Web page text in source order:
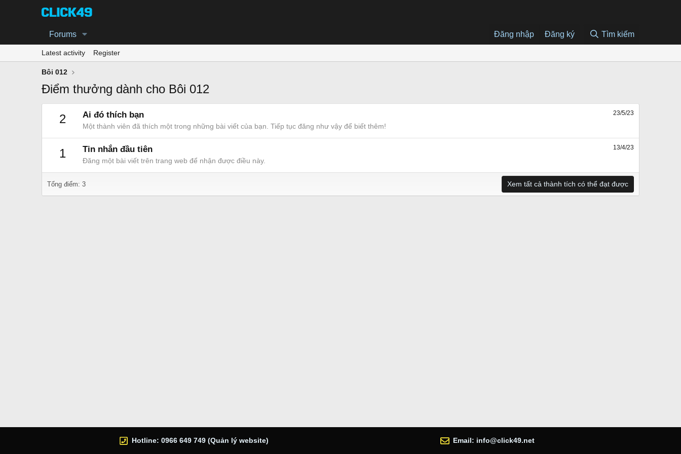
Forums Đăng nhập Đăng ký Tìm kiếm
Latest activity Register
Bôi 012
Điểm thưởng dành cho Bôi 012
2 23/5/23
Ai đó thích bạn
Một thành viên đã thích một trong những bài viết của bạn. Tiếp tục đăng như vậy để biết thêm!
1 13/4/23
Tin nhắn đầu tiên
Đăng một bài viết trên trang web để nhận được điều này.
Tổng điểm: 3 Xem tất cả thành tích có thể đạt được
Hotline: 0966 649 749 (Quản lý website) Email: info@click49.net